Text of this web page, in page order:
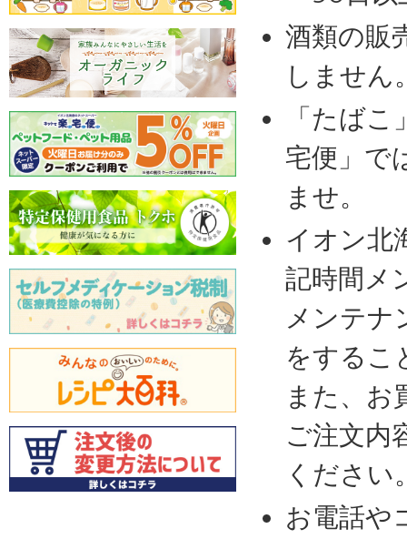
酒類の販
しません
「たば
宅便」で
ませ。
イオン北
記時間メ
メンテナ
をするこ
また、お
ご注文内
ください
お電話や